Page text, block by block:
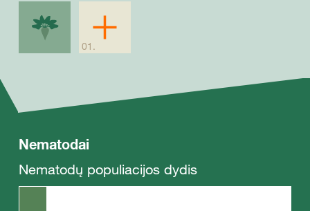
Nematodai
Nematodų populiacijos dydis